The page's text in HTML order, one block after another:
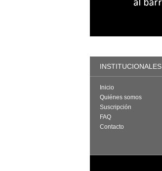
INSTITUCIONALES
Inicio
Quiénes somos
Suscripción
FAQ
Contacto